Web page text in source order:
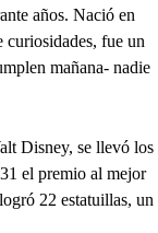
años. Nació en
curiosidades, fue un
mañana- nadie
Disney, se llevó los
el premio al mejor
22 estatuillas, un